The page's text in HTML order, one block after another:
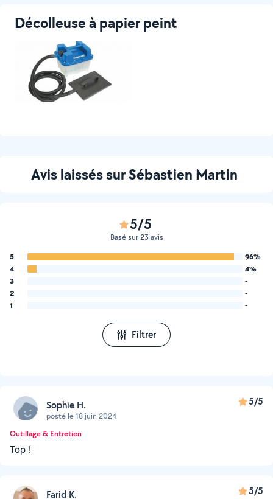
Décolleuse à papier peint
Avis laissés sur Sébastien Martin
5/5
Basé sur 23 avis
5
96%
4
4%
3
-
2
-
1
-
Filtrer
Sophie H.
posté le 18 juin 2024
5/5
Outillage & Entretien
Top !
Farid K. 5/5